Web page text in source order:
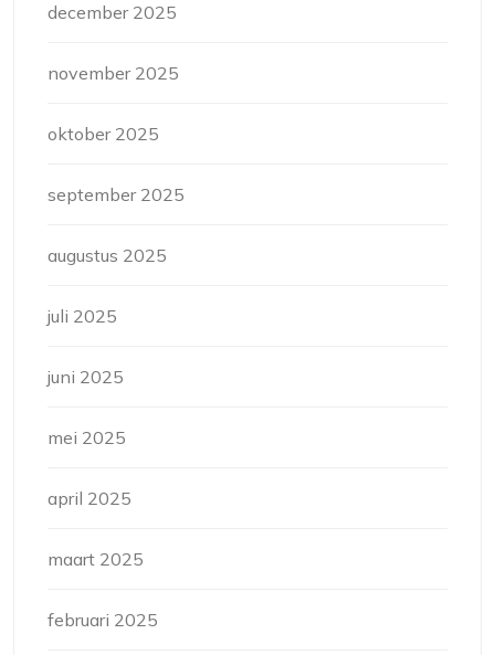
december 2025
november 2025
oktober 2025
september 2025
augustus 2025
juli 2025
juni 2025
mei 2025
april 2025
maart 2025
februari 2025